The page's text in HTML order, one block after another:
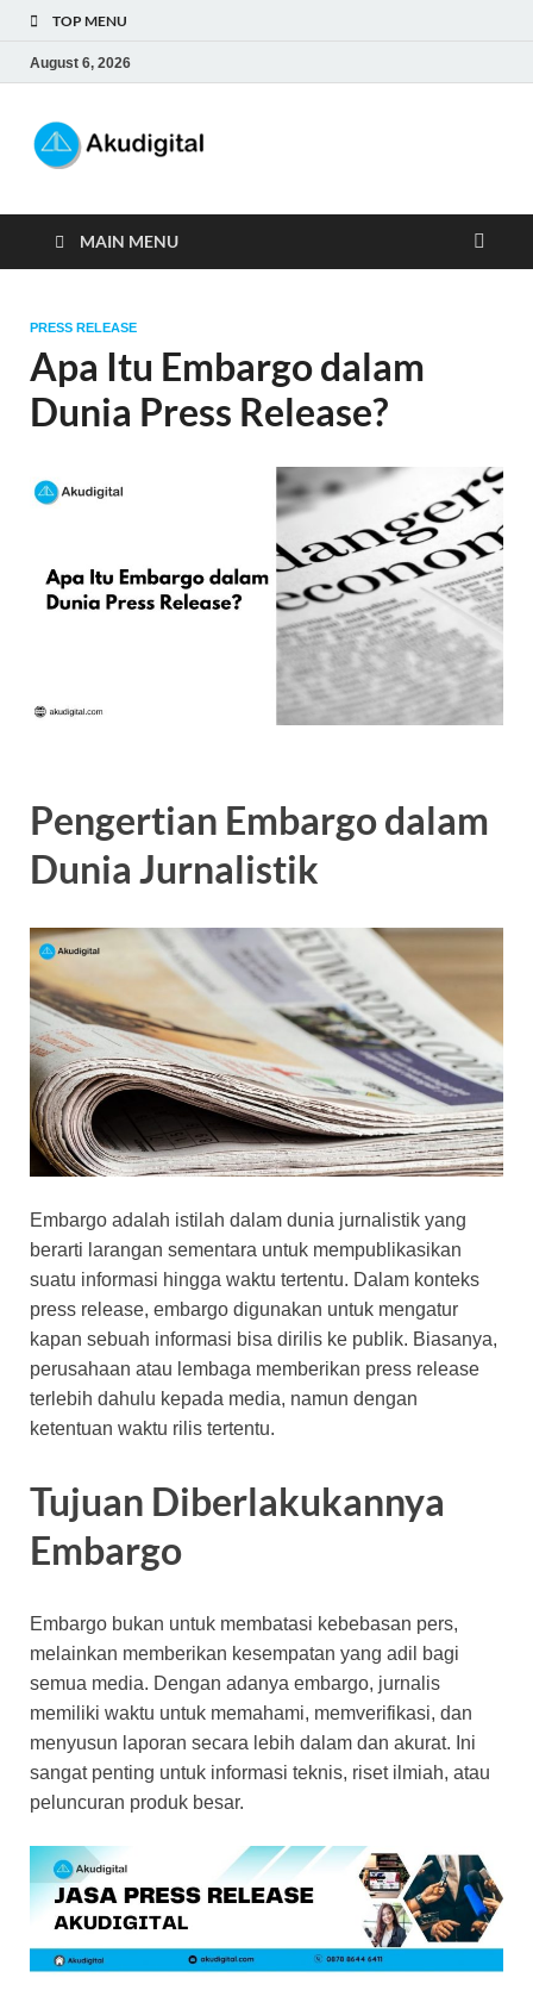
TOP MENU
August 6, 2026
MAIN MENU
PRESS RELEASE
Apa Itu Embargo dalam
Dunia Press Release?
Pengertian Embargo dalam
Dunia Jurnalistik
Embargo adalah istilah dalam dunia jurnalistik yang
berarti larangan sementara untuk mempublikasikan
suatu informasi hingga waktu tertentu. Dalam konteks
press release, embargo digunakan untuk mengatur
kapan sebuah informasi bisa dirilis ke publik. Biasanya,
perusahaan atau lembaga memberikan press release
terlebih dahulu kepada media, namun dengan
ketentuan waktu rilis tertentu.
Tujuan Diberlakukannya
Embargo
Embargo bukan untuk membatasi kebebasan pers,
melainkan memberikan kesempatan yang adil bagi
semua media. Dengan adanya embargo, jurnalis
memiliki waktu untuk memahami, memverifikasi, dan
menyusun laporan secara lebih dalam dan akurat. Ini
sangat penting untuk informasi teknis, riset ilmiah, atau
peluncuran produk besar.